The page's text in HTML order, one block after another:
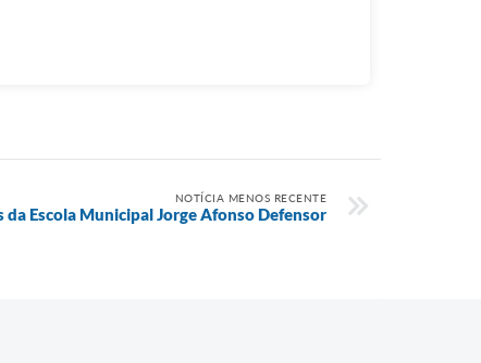
NOTÍCIA MENOS RECENTE
da Escola Municipal Jorge Afonso Defensor